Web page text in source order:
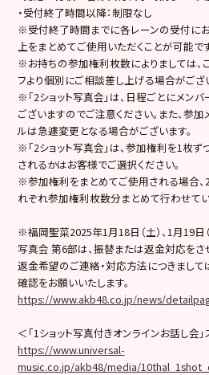
・受付終了時間以降：制限なし
※受付終了時間までに各レーンの受付に
上をまとめてご使用いただくことが可能です
※お持ちの参加権利枚数によりましては、
フより個別にご相談差し上げる場合がござ
※「2ショット写真会」は、日程ごとにメン
ございますのでご注意ください。また、参
ルは急遽変更となる場合がございます。
※「2ショット写真会」は、参加権利を1枚
されるかはお客様でご選択ください。
※参加権利をまとめてご使用される場合、
れぞれ参加権利枚数分まとめて行わせてい
※福岡聖菜2025年1月18日（土）、1月19日
写真会 第6部は、振替または返金対応をさ
返金希望のご連絡・対応方法につきまして
確認をお願いいたします。
https://www.akb48.co.jp/news/
＜「1ショット写真付きオンラインお話し会
https://www.universal-
music.co.jp/akb48/media/